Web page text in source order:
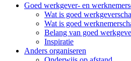
Goed werkgever- en
Wat is goed
Wat is goed
Belang van goed
Inspiratie
Anders organiseren